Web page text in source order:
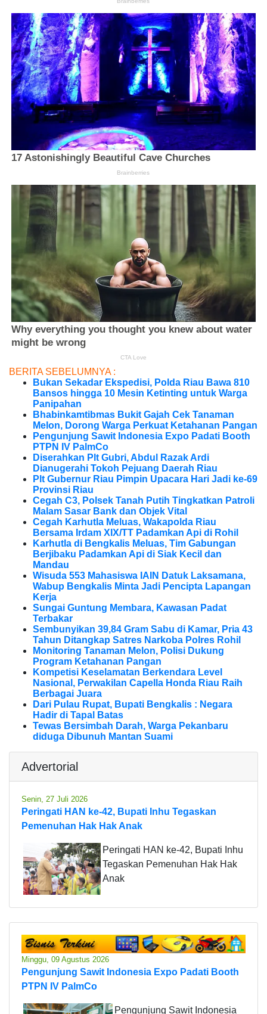
BERITA SEBELUMNYA :
Bukan Sekadar Ekspedisi, Polda Riau Bawa 810
Bansos hingga 10 Mesin Ketinting untuk Warga
Panipahan
Bhabinkamtibmas Bukit Gajah Cek Tanaman
Melon, Dorong Warga Perkuat Ketahanan Pangan
Pengunjung Sawit Indonesia Expo Padati Booth
PTPN IV PalmCo
Diserahkan Plt Gubri, Abdul Razak Ardi
Dianugerahi Tokoh Pejuang Daerah Riau
Plt Gubernur Riau Pimpin Upacara Hari Jadi ke-69
Provinsi Riau
Cegah C3, Polsek Tanah Putih Tingkatkan Patroli
Malam Sasar Bank dan Objek Vital
Cegah Karhutla Meluas, Wakapolda Riau
Bersama Irdam XIX/TT Padamkan Api di Rohil
Karhutla di Bengkalis Meluas, Tim Gabungan
Berjibaku Padamkan Api di Siak Kecil dan
Mandau
Wisuda 553 Mahasiswa IAIN Datuk Laksamana,
Wabup Bengkalis Minta Jadi Pencipta Lapangan
Kerja
Sungai Guntung Membara, Kawasan Padat
Terbakar
Sembunyikan 39,84 Gram Sabu di Kamar, Pria 43
Tahun Ditangkap Satres Narkoba Polres Rohil
Monitoring Tanaman Melon, Polisi Dukung
Program Ketahanan Pangan
Kompetisi Keselamatan Berkendara Level
Nasional, Perwakilan Capella Honda Riau Raih
Berbagai Juara
Dari Pulau Rupat, Bupati Bengkalis : Negara
Hadir di Tapal Batas
Tewas Bersimbah Darah, Warga Pekanbaru
diduga Dibunuh Mantan Suami
Advertorial
Senin, 27 Juli 2026
Peringati HAN ke-42, Bupati Inhu Tegaskan
Pemenuhan Hak Hak Anak
Peringati HAN ke-42, Bupati Inhu
Tegaskan Pemenuhan Hak Hak
Anak
Minggu, 09 Agustus 2026
Pengunjung Sawit Indonesia Expo Padati Booth
PTPN IV PalmCo
Pengunjung Sawit Indonesia